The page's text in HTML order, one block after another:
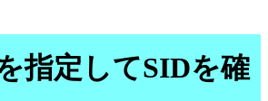
指定してSIDを確